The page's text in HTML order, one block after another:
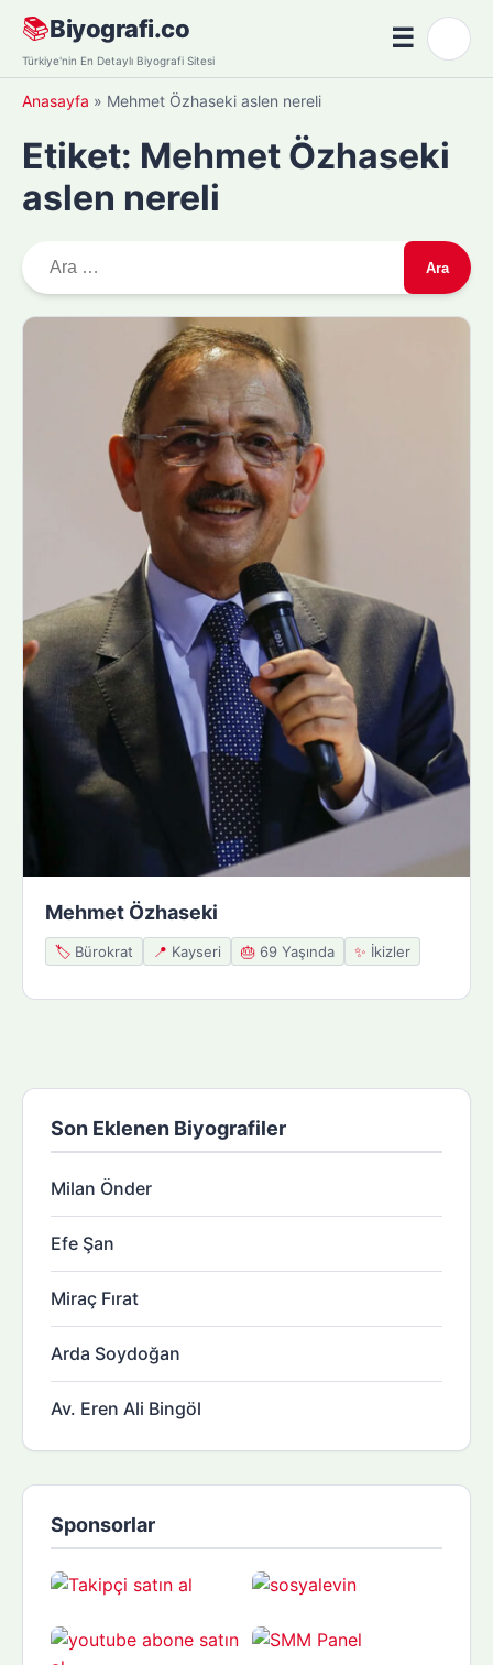
Skip
content
📚Biyografi.co
Türkiye'nin En Detaylı Biyografi Sitesi
☰Menü
Anasayfa » Mehmet Özhaseki aslen nereli
Etiket: Mehmet Özhaseki
aslen nereli
r
Mehmet Özhaseki
🏷️ Bürokrat 📍 Kayseri 🎂 69 Yaşında ✨ İkizler
Son Eklenen Biyografiler
Milan Önder
Efe Şan
Miraç Fırat
Arda Soydoğan
Av. Eren Ali Bingöl
Sponsorlar